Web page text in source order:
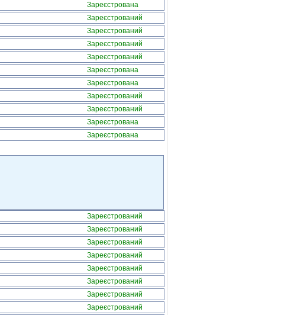
Зареєстрована
Зареєстрований
Зареєстрований
Зареєстрований
Зареєстрований
Зареєстрована
Зареєстрована
Зареєстрований
Зареєстрований
Зареєстрована
Зареєстрована
Зареєстрований
Зареєстрований
Зареєстрований
Зареєстрований
Зареєстрований
Зареєстрований
Зареєстрований
Зареєстрований